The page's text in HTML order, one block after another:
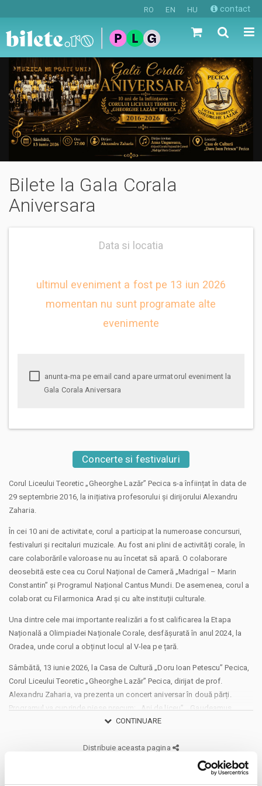
RO EN HU contact
Bilete la Gala Corala
Aniversara
Data si locatia
ultimul eveniment a fost pe 13 iun 2026
momentan nu sunt programate alte
evenimente
Gala Corala Aniversara
Concerte si festivaluri
Corul Liceului Teoretic „Gheorghe Lazăr” Pecica s-a înființat în data de
29 septembrie 2016, la inițiativa profesorului și dirijorului Alexandru
Zaharia.
În cei 10 ani de activitate, corul a participat la numeroase concursuri,
festivaluri și recitaluri muzicale. Au fost ani plini de activități corale, în
care colaborările valoroase nu au încetat să apară. O colaborare
deosebită este cea cu Corul Național de Cameră „Madrigal – Marin
Constantin” și Programul Național Cantus Mundi. De asemenea, corul a
colaborat cu Filarmonica Arad și cu alte instituții culturale.
Una dintre cele mai importante realizări a fost calificarea la Etapa
Națională a Olimpiadei Naționale Corale, desfășurată în anul 2024, la
Oradea, unde corul a obținut locul al V-lea pe țară.
Sâmbătă, 13 iunie 2026, la Casa de Cultură „Doru Ioan Petescu” Pecica,
Corul Liceului Teoretic „Gheorghe Lazăr” Pecica, dirijat de prof.
Alexandru Zaharia, va prezenta un concert aniversar în două părți.
Programul va cuprinde piese precum: „Ani de liceu”, „Gaudeamus
igitur”, „Parcă ieri”, „Strada speranței”, „Mă luai, luai”, „Ce mi-e drag pe
al Corului Național de Cameră „Madrigal – Marin Constantin”.
CONTINUARE
Distribuie aceasta pagina